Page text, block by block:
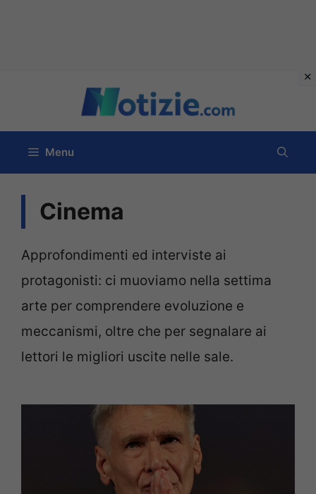
contenuto
Menu
Cinema
Approfondimenti ed interviste ai
protagonisti: ci muoviamo nella settima
arte per comprendere evoluzione e
meccanismi, oltre che per segnalare ai
lettori le migliori uscite nelle sale.